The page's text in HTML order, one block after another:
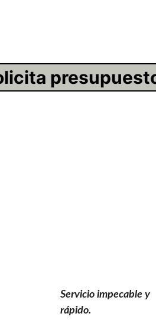
Servicio impecable y
rápido.